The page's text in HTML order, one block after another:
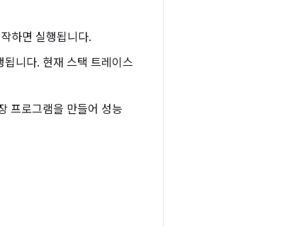
하면 실행됩니다.
니다. 현재 스택 트레이스
프로그램을 만들어 성능